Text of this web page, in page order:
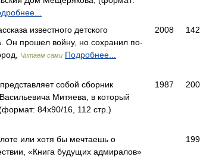
известного детского
Он прошел войну, но сохранил по-
Читаем сами Подробнее...
2008 142
собой сборник
Митяева, в который
84x90/16, 112 стр.)
1987 200
или хотя бы мечтаешь о
«Книга будущих адмиралов»
199